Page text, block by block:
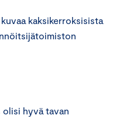
kaksikerroksisista
olisi hyvä tavan